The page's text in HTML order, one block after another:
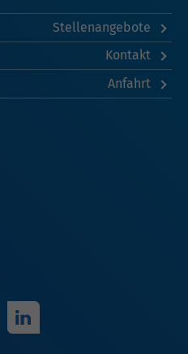
Stellenangebote
Kontakt
Anfahrt